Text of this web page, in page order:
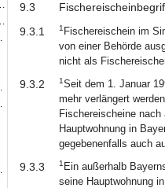
9.3
9.3.1
1 Fischereischein im
von einer Behörde
nicht als
9.3.2 1Seit dem 1. Januar
mehr verlängert
Fischereischeine
Hauptwohnung in
gegebenenfalls auch
9.3.3 1 Ein außerhalb
seine Hauptwohnung